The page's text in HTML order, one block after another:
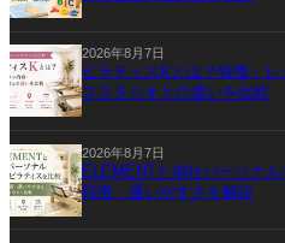
2026年8月7日
ピラティスKとは？特徴・
ススタジオとの違いを比較
2026年8月7日
ELEMENTと他社パーソナ
特徴・通いやすさを解説